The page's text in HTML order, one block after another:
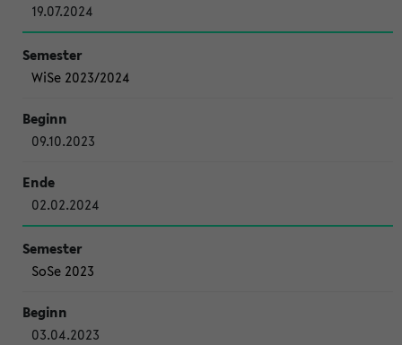
19.07.2024
WiSe 2023/2024
09.10.2023
02.02.2024
SoSe 2023
03.04.2023